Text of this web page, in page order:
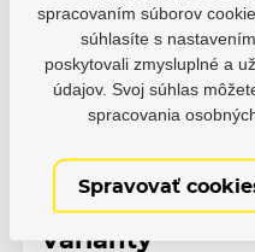
Výrobce
Varianty
spracovaním súborov
súhlasíte s
poskytovali zmysluplné a
údajov. Svoj súhlas
spracovania
Spravovať